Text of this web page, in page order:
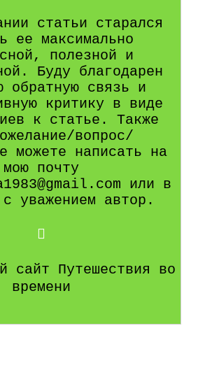
статьи старался
ее максимально
полезной и
Буду благодарен
обратную связь и
критику в виде
к статье. Также
вопрос/
можете написать на
мою почту
или в
уважением автор.
сайт Путешествия во
времени